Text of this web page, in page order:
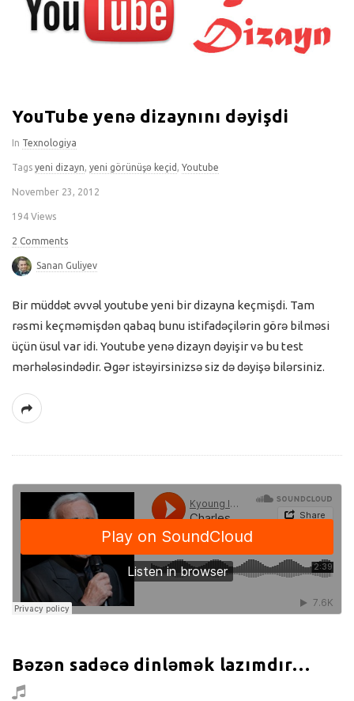
YouTube yenə dizaynını dəyişdi
In Texnologiya
Tags yeni dizayn yeni görünüşə keçid Youtube
November 23, 2012
194 Views
2 Comments
Sanan Guliyev
Bir müddət əvvəl youtube yeni bir dizayna keçmişdi. Tam
rəsmi keçməmişdən qabaq bunu istifadəçilərin görə bilməsi
üçün üsul var idi. Youtube yenə dizayn dəyişir və bu test
mərhələsindədir. Əgər istəyirsinizsə siz də dəyişə bilərsiniz.
Bəzən sadəcə dinləmək lazımdır…